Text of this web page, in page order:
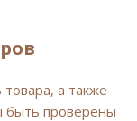
а также
быть проверены